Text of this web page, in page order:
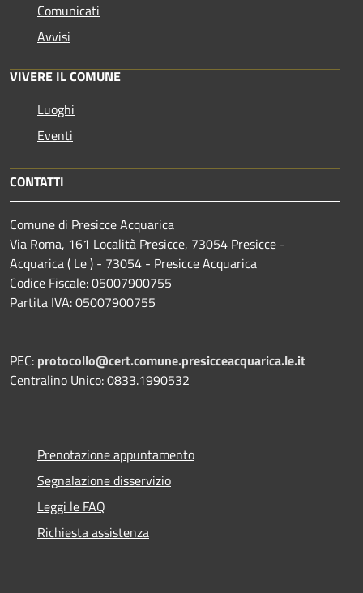
Comunicati
Avvisi
VIVERE IL COMUNE
Luoghi
Eventi
CONTATTI
Comune di Presicce Acquarica
Via Roma, 161 Località Presicce, 73054 Presicce -
Acquarica ( Le ) - 73054 - Presicce Acquarica
Codice Fiscale: 05007900755
Partita IVA: 05007900755
PEC: protocollo@cert.comune.presicceacquarica.le.it
Centralino Unico: 0833.1990532
Prenotazione appuntamento
Segnalazione disservizio
Leggi le FAQ
Richiesta assistenza